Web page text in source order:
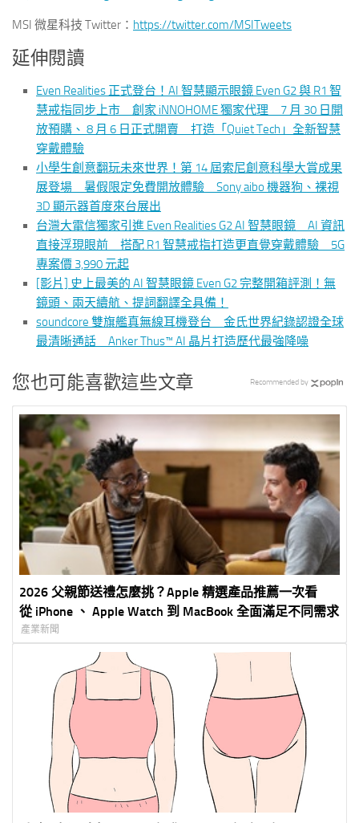
MSI 微星科技 Twitter： https://twitter.com/MSITweets
延伸閱讀
Even Realities 正式登台！AI 智慧顯示眼鏡 Even G2 與 R1 智
慧戒指同步上市 創家 iNNOHOME 獨家代理 7 月 30 日開
放預購、 8 月 6 日正式開賣 打造「Quiet Tech」全新智慧
穿戴體驗
小學生創意翻玩未來世界！第 14 屆索尼創意科學大賞成果
展登場 暑假限定免費開放體驗 Sony aibo 機器狗、裸視
3D 顯示器首度來台展出
台灣大電信獨家引進 Even Realities G2 AI 智慧眼鏡 AI 資訊
直接浮現眼前 搭配 R1 智慧戒指打造更直覺穿戴體驗 5G
專案價 3,990 元起
[影片] 史上最美的 AI 智慧眼鏡 Even G2 完整開箱評測！無
鏡頭、兩天續航、提詞翻譯全具備！
soundcore 雙旗艦真無線耳機登台 金氏世界紀錄認證全球
最清晰通話 Anker Thus™ AI 晶片打造歷代最強降噪
您也可能喜歡這些文章
2026 父親節送禮怎麼挑？Apple 精選產品推薦一次看
從 iPhone 、 Apple Watch 到 MacBook 全面滿足不同需求
產業新聞
Recommended by